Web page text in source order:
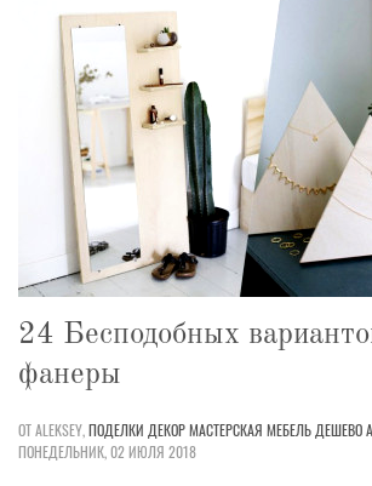
24 Бесподобных
фанеры
ОТ ALEKSEY,ПОДЕЛКИ ДЕКОРМАСТЕРСКАЯ МЕБЕЛЬ ДЕШЕВО
ПОНЕДЕЛЬНИК, 02 ИЮЛЯ 2018